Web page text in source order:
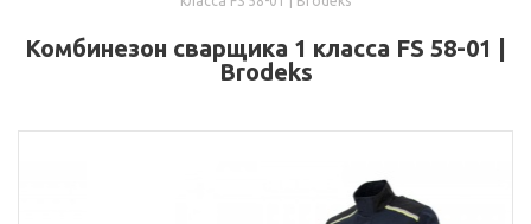
Комбинезон сварщика 1 класса FS 58-01 |
Brodeks